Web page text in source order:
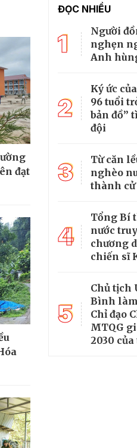
đạt
ĐỌC NHIỀU
1
Người
nghẹn
Anh
2
Ký ức
96 tuổi
bản đồ”
đội
3
Từ căn
nghèo
thành
4
Tổng Bí
nước
chương
chiến sĩ
5
Chủ tịch
Bình
Chỉ đạo
MTQG
2030